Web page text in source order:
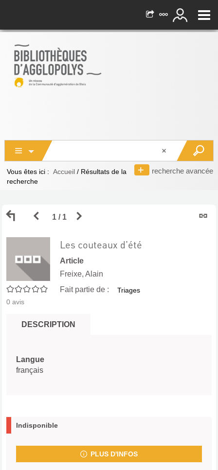
recherche avancée
Vous êtes ici : Accueil / Résultats de la
recherche
Retour
aux
résultats
de
recherche
Page
précédente
des
résultats
de
recherche
1 / 1
Page
suivante
des
résultats
de
0/5
0 avis
Les couteaux d'été
Article
Freixe, Alain
Fait partie de :
Triages
DESCRIPTION
Langue
français
Indisponible
PLUS D'INFOS